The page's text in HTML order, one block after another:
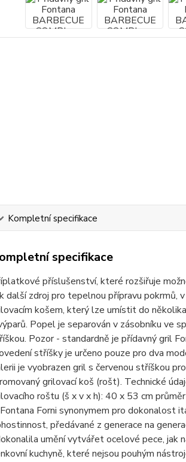
Kompletní specifikace
specifikace
příslušenství, které rozšiřuje
další zdroj pro tepelnou přípravu pokrmů,
košem, který lze umístit do
Popel je separován v zásobníku ve
Pozor - standardně je přídavný gril
stříšky je určeno pouze pro dva
je vyobrazen gril s červenou stříškou
grilovací koš (rošt). Technické
roštu (š x v x h): 40 x 53 cm
Forni synonymem pro dokonalost
předávané z generace na
umění vytvářet ocelové pece, jak
kuchyně, které nejsou pouhým